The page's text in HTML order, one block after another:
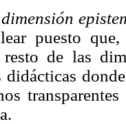
dimensión
puesto
resto de las
didácticas